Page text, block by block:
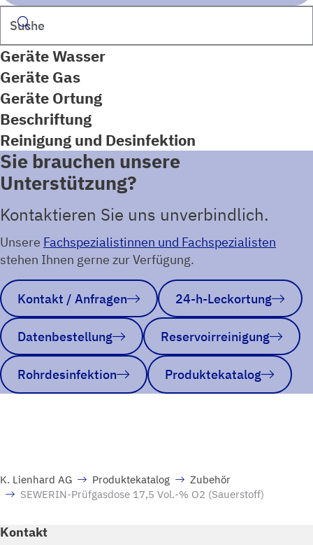
Suchen
Geräte Wasser
Geräte Gas
Geräte Ortung
Beschriftung
Reinigung und Desinfektion
Sie brauchen unsere
Unterstützung?
Kontaktieren Sie uns unverbindlich.
Unsere Fachspezialistinnen und Fachspezialisten
stehen Ihnen gerne zur Verfügung.
Kontakt / Anfragen 24-h-Leckortung
Datenbestellung Reservoirreinigung
Rohrdesinfektion Produktekatalog
K. Lienhard AG Produktekatalog
Zubehör
SEWERIN-Prüfgasdose 17,5 Vol.-% O2 (Sauerstoff)
Kontakt